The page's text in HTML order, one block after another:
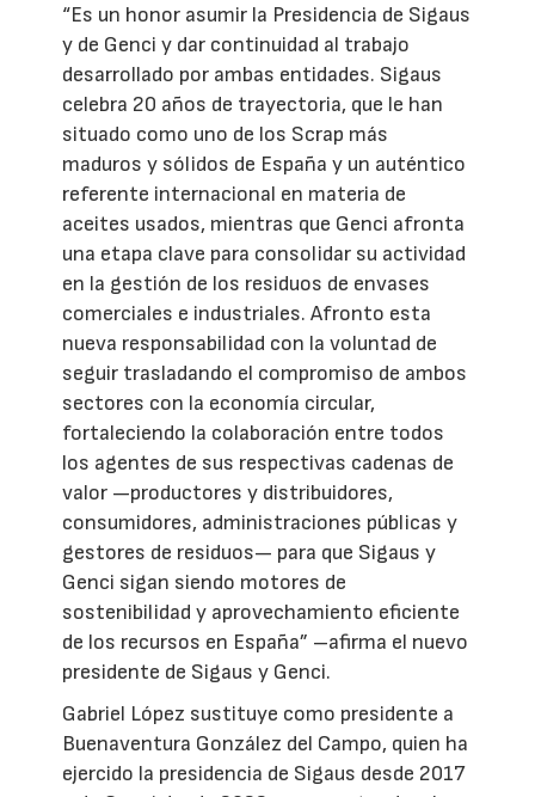
“Es un honor asumir la Presidencia de Sigaus
y de Genci y dar continuidad al trabajo
desarrollado por ambas entidades. Sigaus
celebra 20 años de trayectoria, que le han
situado como uno de los Scrap más
maduros y sólidos de España y un auténtico
referente internacional en materia de
aceites usados, mientras que Genci afronta
una etapa clave para consolidar su actividad
en la gestión de los residuos de envases
comerciales e industriales. Afronto esta
nueva responsabilidad con la voluntad de
seguir trasladando el compromiso de ambos
sectores con la economía circular,
fortaleciendo la colaboración entre todos
los agentes de sus respectivas cadenas de
valor —productores y distribuidores,
consumidores, administraciones públicas y
gestores de residuos— para que Sigaus y
Genci sigan siendo motores de
sostenibilidad y aprovechamiento eficiente
de los recursos en España” –afirma el nuevo
presidente de Sigaus y Genci.
Gabriel López sustituye como presidente a
Buenaventura González del Campo, quien ha
ejercido la presidencia de Sigaus desde 2017